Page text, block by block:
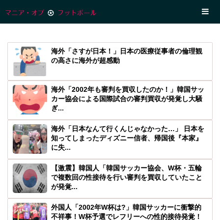
海外「さすが日本！」日本の医療従事者の倫理観
の高さに海外が超感動
海外「2002年も審判を買収したのか！」韓国サッ
カー協会による国際試合の審判買収が発覚し大騒
ぎ...
海外「日本なんて行くんじゃなかった…」 日本を
知ってしまったディズニー信者、帰国後『本家』
に失...
【激震】韓国人「韓国サッカー協会、W杯・五輪
で複数回の性接待を行い審判を買収していたこと
が発覚...
外国人「2002年W杯は?」韓国サッカーに衝撃的
不祥事！W杯予選でレフリーへの性的接待発覚！